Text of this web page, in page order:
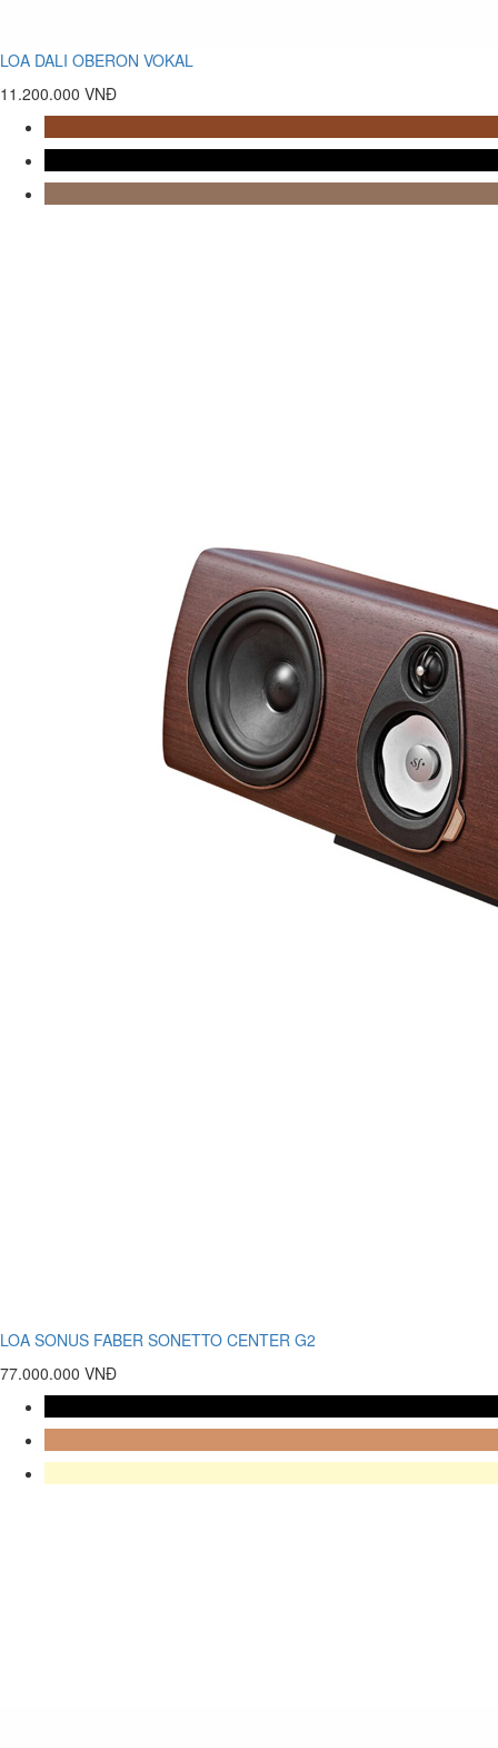
LOA DALI OBERON VOKAL
11.200.000 VNĐ
LOA SONUS FABER SONETTO CENTER G2
77.000.000 VNĐ